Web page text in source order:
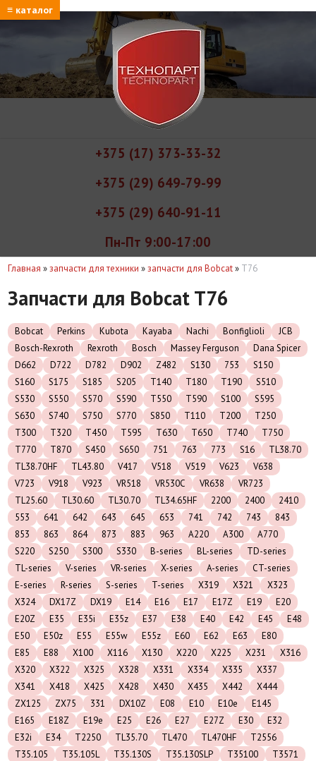
≡ каталог
+375 (17) 373-33-32
+375 (29) 649-79-99
+375 (29) 640-91-11
Пн-Пт 9:00-17:00
Главная »запчасти для техники »запчасти для Bobcat» T76
Запчасти для Bobcat T76
Bobcat Perkins Kubota Kayaba Nachi Bonfiglioli
JCB
Bosch-Rexroth
Rexroth Bosch Massey Ferguson
Dana Spicer
D662
D722 D782 D902 Z482 S130 753
S150
S160
S175 S185 S205 T140 T180 T190
S510
S530
S550 S570 S590 T550 T590 S100
S595
S630
S740 S750 S770 S850 T110 T200
T250
T300
T320 T450 T595 T630 T650 T740
T750
T770
T870 S450 S650 751 763 773 S16
TL38.70
TL38.70HF
TL43.80 V417 V518 V519 V623
V638
V723
V918 V923 VR518 VR530C VR638
VR723
TL25.60
TL30.60 TL30.70 TL34.65HF 2200 2400
2410
553
641 642 643 645 653 741 742 743
843
853
863 864 873 883 963 A220 A300
A770
S220
S250 S300 S330 B-series BL-series
TD-series
TL-series
V-series VR-series X-series A-series
CT-series
E-series
R-series S-series T-series X319 X321
X323
X324
DX17Z DX19 E14 E16 E17 E17Z E19
E20
E20Z
E35 E35i E35z E37 E38 E40 E42 E45
E48
E50
E50z E55 E55w E55z E60 E62 E63
E80
E85
E88 X100 X116 X130 X220 X225 X231
X316
X320
X322 X325 X328 X331 X334 X335
X337
X341
X418 X425 X428 X430 X435 X442
X444
ZX125
ZX75 331 DX10Z E08 E10 E10e
E145
E165
E18Z E19e E25 E26 E27 E27Z E30
E32
E32i
E34 T2250 TL35.70 TL470 TL470HF
T2556
T35.105
T35.105L T35.130S T35.130SLP T35100
T3571